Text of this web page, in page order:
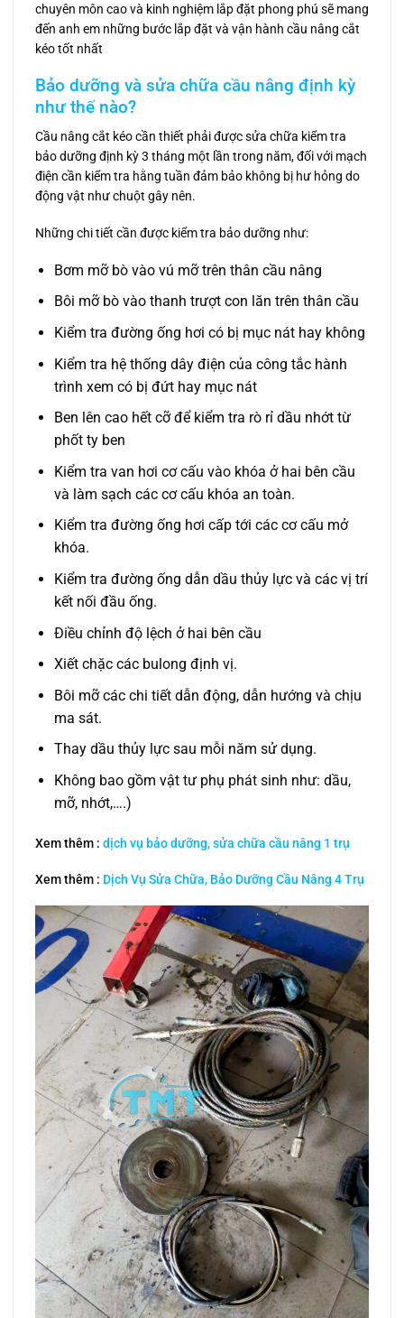
chuyên môn cao và kinh nghiệm lắp đặt phong phú sẽ mang
đến anh em những bước lắp đặt và vận hành cầu nâng cắt
kéo tốt nhất
Bảo dưỡng và sửa chữa cầu nâng định kỳ
như thế nào?
Cầu nâng cắt kéo cần thiết phải được sửa chữa kiểm tra
bảo dưỡng định kỳ 3 tháng một lần trong năm, đối với mạch
điện cần kiểm tra hằng tuần đảm bảo không bị hư hỏng do
động vật như chuột gây nên.
Những chi tiết cần được kiểm tra bảo dưỡng như:
Bơm mỡ bò vào vú mỡ trên thân cầu nâng
Bôi mỡ bò vào thanh trượt con lăn trên thân cầu
Kiểm tra đường ống hơi có bị mục nát hay không
Kiểm tra hệ thống dây điện của công tắc hành
trình xem có bị đứt hay mục nát
Ben lên cao hết cỡ để kiểm tra rò rỉ dầu nhớt từ
phốt ty ben
Kiểm tra van hơi cơ cấu vào khóa ở hai bên cầu
và làm sạch các cơ cấu khóa an toàn.
Kiểm tra đường ống hơi cấp tới các cơ cấu mở
khóa.
Kiểm tra đường ống dẫn dầu thủy lực và các vị trí
kết nối đầu ống.
Điều chỉnh độ lệch ở hai bên cầu
Xiết chặc các bulong định vị.
Bôi mỡ các chi tiết dẫn động, dẫn hướng và chịu
ma sát.
Thay dầu thủy lực sau mỗi năm sử dụng.
Không bao gồm vật tư phụ phát sinh như: dầu,
mỡ, nhớt,….)
Xem thêm : dịch vụ bảo dưỡng, sửa chữa cầu nâng 1 trụ
Xem thêm : Dịch Vụ Sửa Chữa, Bảo Dưỡng Cầu Nâng 4 Trụ